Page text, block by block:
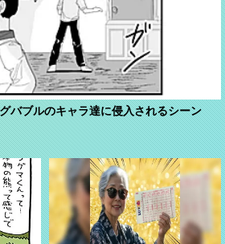
バブルのキャラ達に侵入されるシーン